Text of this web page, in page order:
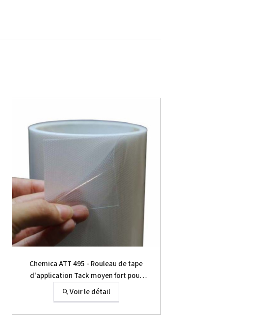
Chemica ATT 495 - Rouleau de tape
d'application Tack moyen fort pour
transfert à chaud
Voir le détail